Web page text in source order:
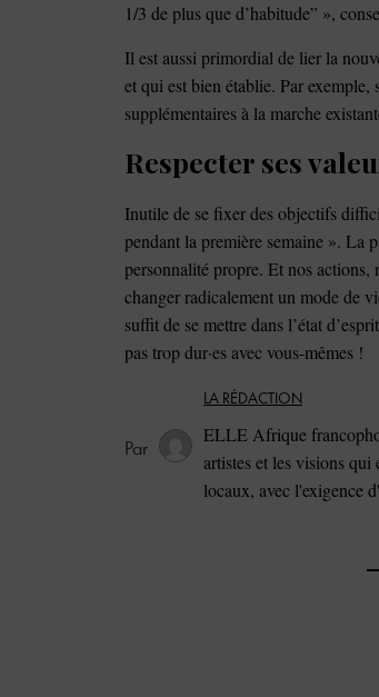
1/3 de plus que d’habitude” »,
Il est aussi primordial de lier la
et qui est bien établie. Par
supplémentaires à la marche
Respecter ses
Inutile de se fixer des objectifs
pendant la première semaine ». La
personnalité propre. Et nos
changer radicalement un mode de
suffit de se mettre dans l’état
pas trop dur·es avec vous-mêmes !
LA RÉDACTION
ELLE Afrique
artistes et les visions
locaux, avec l'exigence